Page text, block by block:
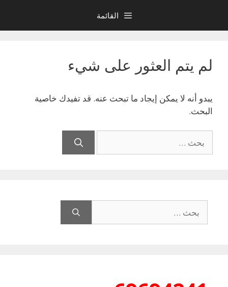
المحتوى
القائمة
لم يتم العثور على شيء
يبدو أنه لا يمكن إيجاد ما تبحث عنه. قد تفيدك خاصية
البحث.
عن:
عن: